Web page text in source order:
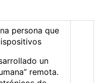
a
e
n
r
a
r
o
b
persona que
un
remota.